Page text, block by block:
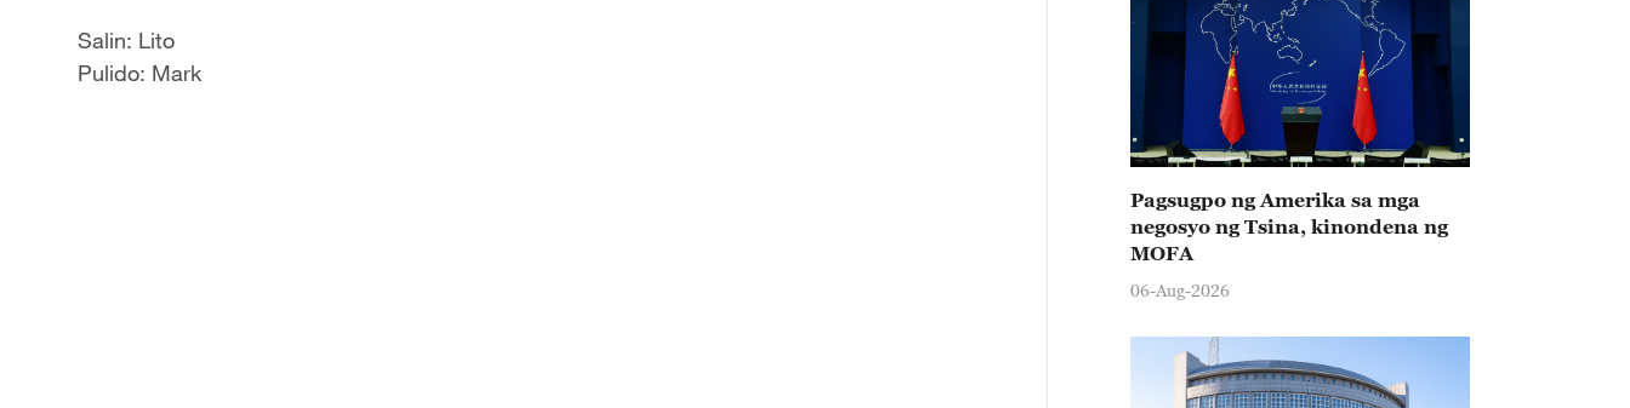
Salin: Lito
Pulido: Mark
Pagsugpo ng Amerika sa mga
negosyo ng Tsina, kinondena ng
MOFA
06-Aug-2026